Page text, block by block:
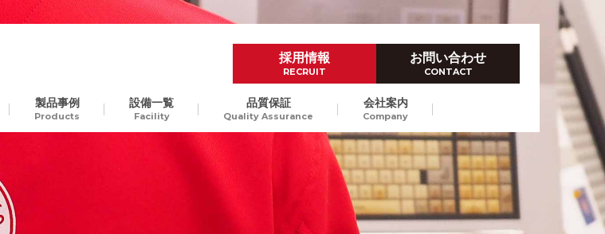
採用情報
RECRUIT
お問い合わせ
CONTACT
開発工程の最適化 ハイレベルなものづくり技術
東京/長崎
ダイカスト試作
Prototype by Die casting
高品位なダイカストスピード試
作で、量産立上げにおける開発
納期短縮、試作費のコストダウ
製品事例
Products
設備一覧
Facility
品質保証
Quality Assurance
会社案内
Company